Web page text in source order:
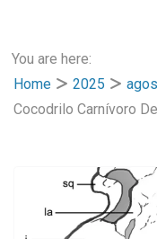
You are here:
Home
2025
Cocodrilo Carnívoro